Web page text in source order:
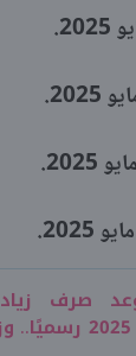
صرف
للعاملين بالدولة